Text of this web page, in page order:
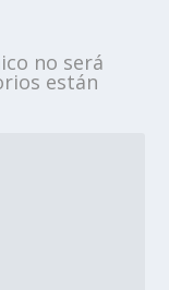
no será
están